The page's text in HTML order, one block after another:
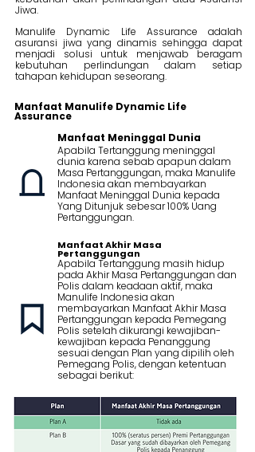
Jiwa.
Manulife Dynamic Life Assurance adalah
asuransi jiwa yang dinamis sehingga dapat
menjadi solusi untuk menjawab beragam
kebutuhan perlindungan dalam setiap
tahapan kehidupan seseorang.
Manfaat Manulife Dynamic Life
Assurance
Manfaat Meninggal Dunia
Apabila Tertanggung meninggal
dunia karena sebab apapun dalam
Masa Pertanggungan, maka Manulife
Indonesia akan membayarkan
Manfaat Meninggal Dunia kepada
Yang Ditunjuk sebesar 100% Uang
Pertanggungan.
Manfaat Akhir Masa
Pertanggungan
Apabila Tertanggung masih hidup
pada Akhir Masa Pertanggungan dan
Polis dalam keadaan aktif, maka
Manulife Indonesia akan
membayarkan Manfaat Akhir Masa
Pertanggungan kepada Pemegang
Polis setelah dikurangi kewajiban-
kewajiban kepada Penanggung
sesuai dengan Plan yang dipilih oleh
Pemegang Polis, dengan ketentuan
sebagai berikut: